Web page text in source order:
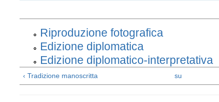
Riproduzione fotografica
Edizione diplomatica
Edizione diplomatico-interpretativa
‹ Tradizione manoscritta su